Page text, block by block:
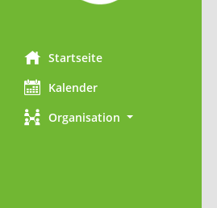
Startseite
Kalender
Organisation